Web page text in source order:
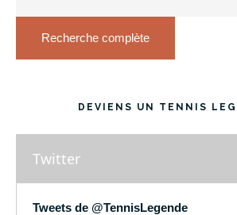
Recherche complète
DEVIENS UN TENNIS
Twitter
Tweets de @TennisLegende